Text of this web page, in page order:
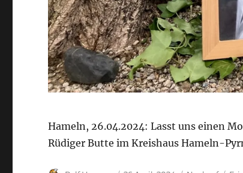
Hameln, 26.04.2024: Lasst uns einen
Rüdiger Butte im Kreishaus Hameln-